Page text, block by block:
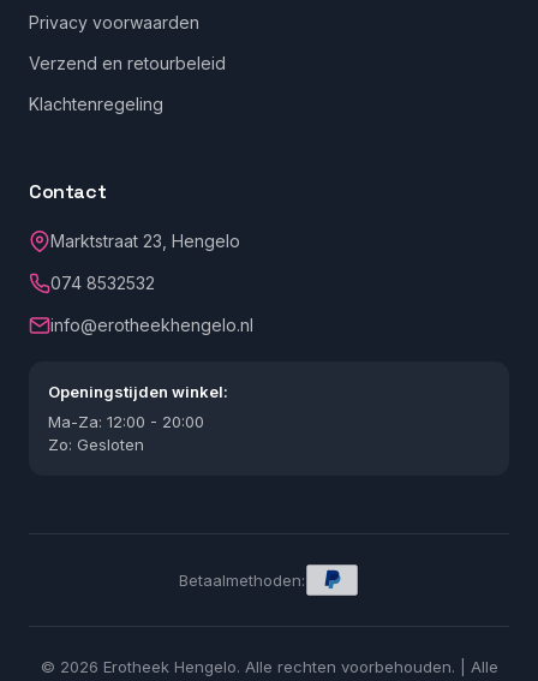
Privacy voorwaarden
Verzend en retourbeleid
Klachtenregeling
Contact
Marktstraat 23, Hengelo
074 8532532
info@erotheekhengelo.nl
Openingstijden winkel:
Ma-Za: 12:00 - 20:00
Zo: Gesloten
Betaalmethoden:
© 2026 Erotheek Hengelo. Alle rechten voorbehouden. | Alle